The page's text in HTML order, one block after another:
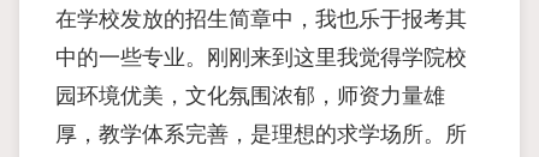
在学校发放的招生简章中，我也乐于报考其
中的一些专业。刚刚来到这里我觉得学院校
园环境优美，文化氛围浓郁，师资力量雄
厚，教学体系完善，是理想的求学场所。所